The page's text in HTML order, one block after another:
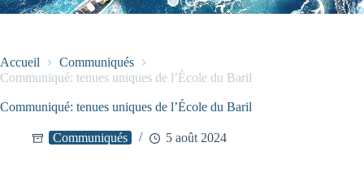
Accueil
Communiqués
Communiqué: tenues uniques de l’École du Baril
Communiqué: tenues uniques de l’École du Baril
Communiqués 5 août 2024